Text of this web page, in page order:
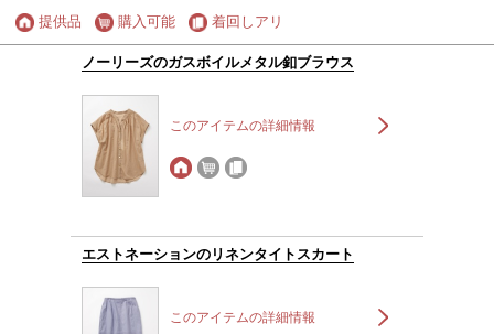
提供品 購入可能 着回しアリ
ノーリーズのガスボイルメタル釦ブラウス
このアイテムの詳細情報
エストネーションのリネンタイトスカート
このアイテムの詳細情報